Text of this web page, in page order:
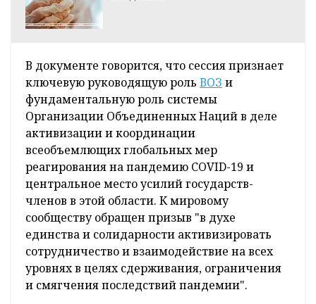
В документе говорится, что сессия признает
ключевую руководящую роль ВОЗ и
фундаментальную роль системы
Организации Объединенных Наций в деле
активизации и координации
всеобъемлющих глобальных мер
реагирования на пандемию COVID-19 и
центральное место усилий государств-
членов в этой области. К мировому
сообществу обращен призыв "в духе
единства и солидарности активизировать
сотрудничество и взаимодействие на всех
уровнях в целях сдерживания, ограничения
и смягчения последствий пандемии".